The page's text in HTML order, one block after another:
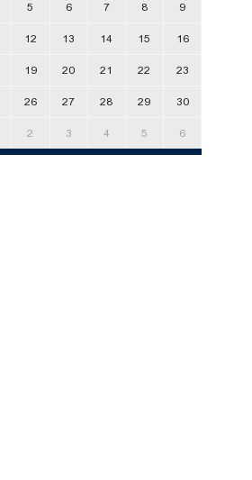
5 6 7 8 9
12 13 14 15 16
19 20 21 22 23
26 27 28 29 30
2 3 4 5 6